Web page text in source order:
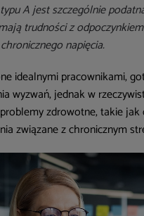
A jest szczególnie
trudności z
napięcia.
idealnymi pracownikami,
wyzwań, jednak w
zdrowotne, takie
związane z chronicznym